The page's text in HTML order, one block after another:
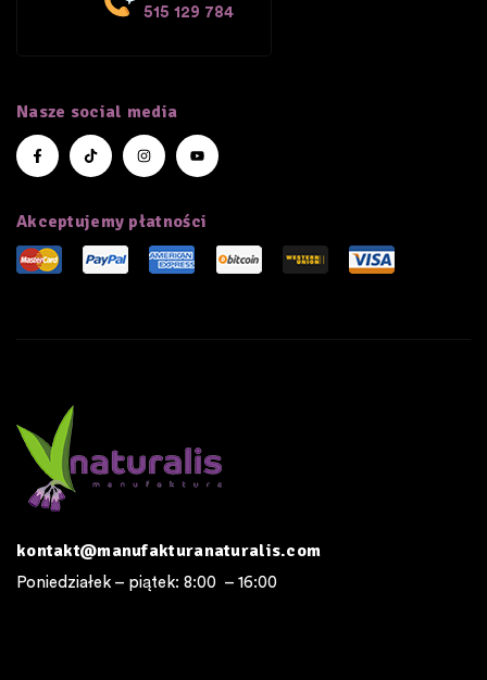
515 129 784
Nasze social media
Akceptujemy płatności
kontakt@manufakturanaturalis.com
Poniedziałek – piątek: 8:00 – 16:00